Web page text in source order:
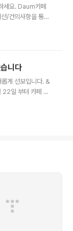
요. Daum카페
/건의사항을 통해
일 새벽 적용이
니다
게 선보입니다. &
일 부터 카페 프
스 상품을 카..